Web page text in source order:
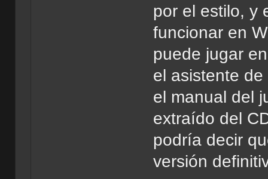
por el estilo, y
funcionar en
puede jugar
el asistente
el manual del
extraído del
podría decir
versión